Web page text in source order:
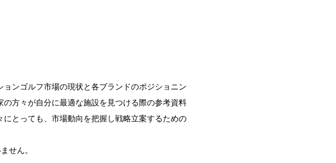
ンゴルフ市場の現状と各ブランドのポジショニン
方々が自分に最適な施設を見つける際の参考資料
とっても、市場動向を把握し戦略立案するための
せん。